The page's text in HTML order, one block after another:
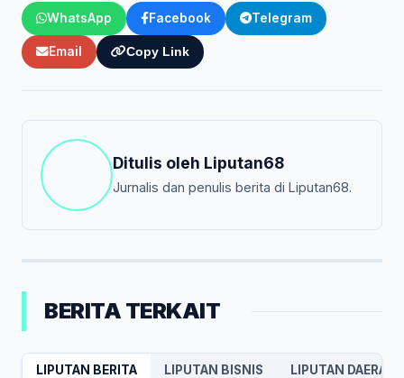
WhatsApp Facebook Telegram
Email Copy Link
Ditulis oleh Liputan68
Jurnalis dan penulis berita di Liputan68.
BERITA TERKAIT
LIPUTAN BERITA LIPUTAN BISNIS LIPUTAN DAERAH